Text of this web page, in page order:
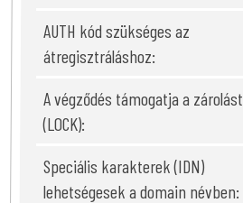
AUTH kód szükséges az
átregisztráláshoz:
A végződés támogatja a zárolást
(LOCK):
Speciális karakterek (IDN)
lehetségesek a domain névben: